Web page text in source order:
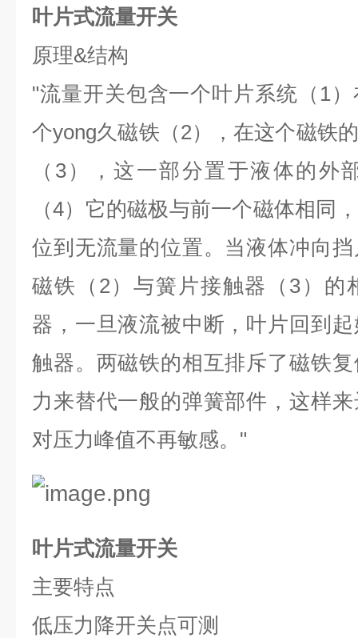
叶片式流量开关
原理&结构
"流量开关包含一个叶片系统（ 1）
个yong久磁铁（2），在这个磁铁
（ 3），这一部分置于液体的外
（4）它的磁极与前一个磁体相同
位到无流量的位置。当液体冲向
磁铁（ 2）与簧片接触器（ 3 ）的
器，一旦液流被中断，叶片回到
触器。两磁铁的相互排斥了磁铁
力来替代一般的弹簧部件，这样
对压力峰值不再敏感。 "
叶片式流量开关
主要特点
低压力降开关点可测